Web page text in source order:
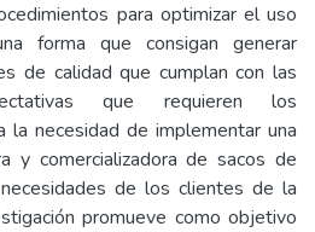
para optimizar el uso
forma que consigan generar
de calidad que cumplan con las
que requieren los
la necesidad de implementar una
y comercializadora de sacos de
de los clientes de la
promueve como objetivo